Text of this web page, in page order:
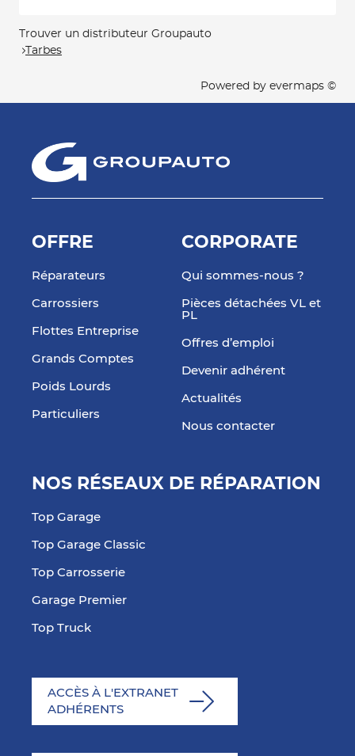
Trouver un distributeur Groupauto
Tarbes
Powered by evermaps ©
OFFRE
Réparateurs
Carrossiers
Flottes Entreprise
Grands Comptes
Poids Lourds
Particuliers
CORPORATE
Qui sommes-nous ?
Pièces détachées VL et
PL
Offres d’emploi
Devenir adhérent
Actualités
Nous contacter
NOS RÉSEAUX DE RÉPARATION
Top Garage
Top Garage Classic
Top Carrosserie
Garage Premier
Top Truck
ACCÈS À L'EXTRANET
ADHÉRENTS